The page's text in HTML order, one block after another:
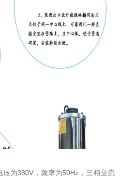
为380V，频率为50Hz，三相交流